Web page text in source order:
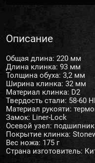
Описание
Общая длина: 220 мм
Длина клинка: 93 мм
Толщина обуха: 3,2 мм
Ширина клинка: 32 мм
Материал клинка: D2
Твердость стали: 58-60
Материал рукояти:
Замок: Liner-Lock
Осевой узел: подшипник
Покрытие клинка:
Вес ножа: 175 г
Страна изготовитель: